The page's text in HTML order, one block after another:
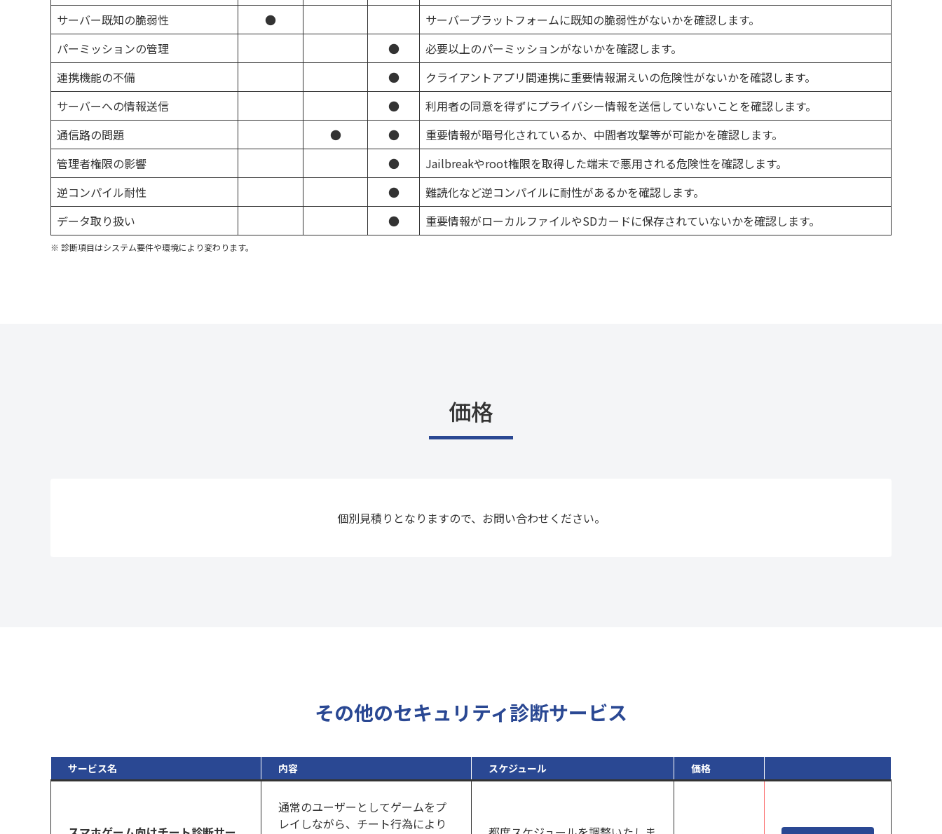
サーバー既知の脆弱性
●
サーバープラットフォームに既知の脆弱性がないかを確認します。
パーミッションの管理
●
必要以上のパーミッションがないかを確認します。
連携機能の不備
●
クライアントアプリ間連携に重要情報漏えいの危険性がないかを確認します。
サーバーへの情報送信
●
利用者の同意を得ずにプライバシー情報を送信していないことを確認します。
通信路の問題
● ●
重要情報が暗号化されているか、中間者攻撃等が可能かを確認します。
管理者権限の影響
●
Jailbreakやroot権限を取得した端末で悪用される危険性を確認します。
逆コンパイル耐性
●
難読化など逆コンパイルに耐性があるかを確認します。
データ取り扱い
● 重要情報がローカルファイルやSDカードに保存されていないかを確認します。
※ 診断項目はシステム要件や環境により変わります。
価格
個別見積りとなりますので、お問い合わせください。
その他のセキュリティ診断サービス
サービス名 内容 スケジュール 価格
通常のユーザーとしてゲームをプ
レイしながら、チート行為により